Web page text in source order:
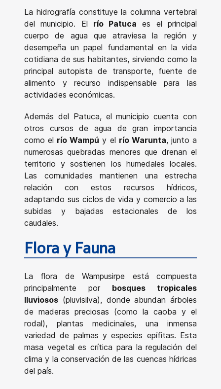
La hidrografía constituye la columna vertebral
del municipio. El río Patuca es el principal
cuerpo de agua que atraviesa la región y
desempeña un papel fundamental en la vida
cotidiana de sus habitantes, sirviendo como la
principal autopista de transporte, fuente de
alimento y recurso indispensable para las
actividades económicas.
Además del Patuca, el municipio cuenta con
otros cursos de agua de gran importancia
como el río Wampú y el río Warunta, junto a
numerosas quebradas menores que drenan el
territorio y sostienen los humedales locales.
Las comunidades mantienen una estrecha
relación con estos recursos hídricos,
adaptando sus ciclos de vida y comercio a las
subidas y bajadas estacionales de los
caudales.
Flora y Fauna
La flora de Wampusirpe está compuesta
principalmente por bosques tropicales
lluviosos (pluvisilva), donde abundan árboles
de maderas preciosas (como la caoba y el
rodal), plantas medicinales, una inmensa
variedad de palmas y especies epífitas. Esta
masa vegetal es crítica para la regulación del
clima y la conservación de las cuencas hídricas
del país.